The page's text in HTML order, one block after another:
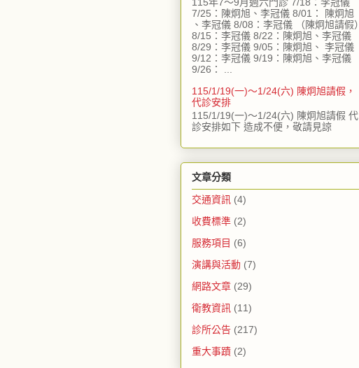
115年7～9月週六門診 7/18：李冠儀
7/25：陳炯旭、李冠儀 8/01： 陳炯旭
、李冠儀 8/08：李冠儀 （陳炯旭請假）
8/15：李冠儀 8/22：陳炯旭、李冠儀
8/29：李冠儀 9/05：陳炯旭、 李冠儀
9/12：李冠儀 9/19：陳炯旭、李冠儀
9/26： ...
115/1/19(一)～1/24(六) 陳炯旭請假，
代診安排
115/1/19(一)～1/24(六) 陳炯旭請假 代
診安排如下 造成不便，敬請見諒
文章分類
交通資訊 (4)
收費標準 (2)
服務項目 (6)
演講與活動 (7)
網路文章 (29)
衛教資訊 (11)
診所公告 (217)
重大事蹟 (2)